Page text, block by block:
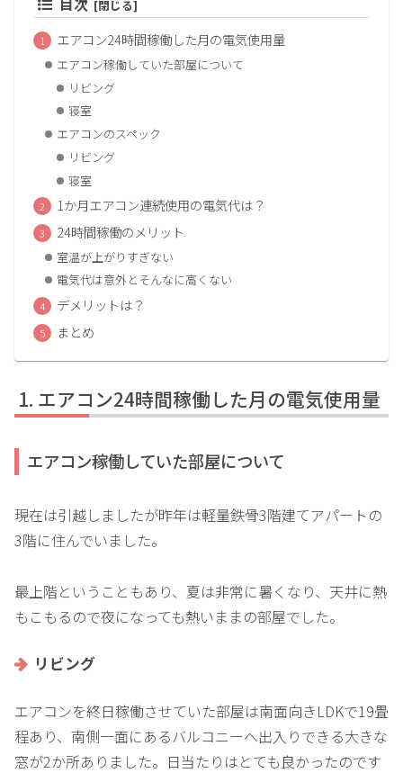
エアコン24時間稼働した月の電気使用量
エアコン稼働していた部屋について
リビング
寝室
エアコンのスペック
リビング
寝室
1か月エアコン連続使用の電気代は？
24時間稼働のメリット
室温が上がりすぎない
電気代は意外とそんなに高くない
デメリットは？
まとめ
エアコン24時間稼働した月の電気使用量
エアコン稼働していた部屋について
現在は引越しましたが昨年は軽量鉄骨3階建てアパートの
3階に住んでいました。
最上階ということもあり、夏は非常に暑くなり、天井に熱
もこもるので夜になっても熱いままの部屋でした。
リビング
エアコンを終日稼働させていた部屋は南面向きLDKで19畳
程あり、南側一面にあるバルコニーへ出入りできる大きな
窓が2か所ありました。日当たりはとても良かったのです